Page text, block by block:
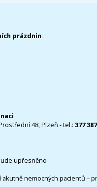
prázdnin:
48, Plzeň - tel.: 377
upřesněno
nemocných pacientů –